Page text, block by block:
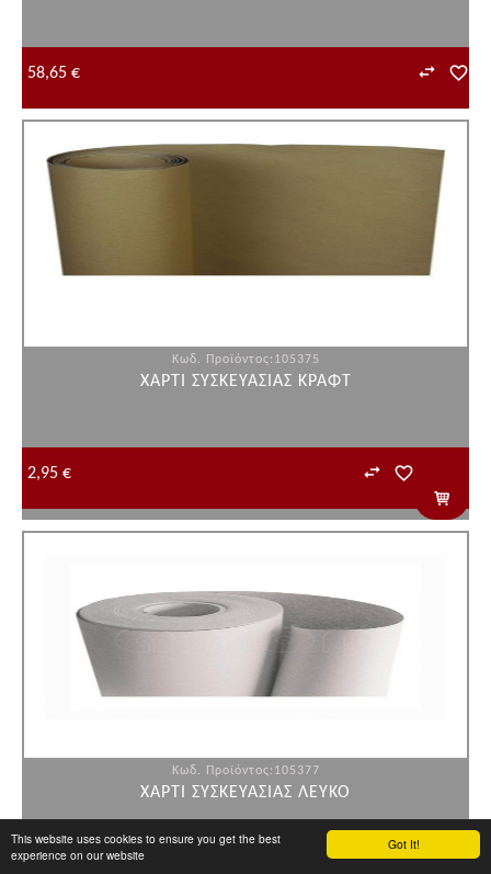
Got It!
This website uses cookies to ensure you get the best
experience on our website
58,65 €
Κωδ. Προϊόντος:105375
ΧΑΡΤΙ ΣΥΣΚΕΥΑΣΙΑΣ ΚΡΑΦΤ
2,95 €
Κωδ. Προϊόντος:105377
ΧΑΡΤΙ ΣΥΣΚΕΥΑΣΙΑΣ ΛΕΥΚΟ